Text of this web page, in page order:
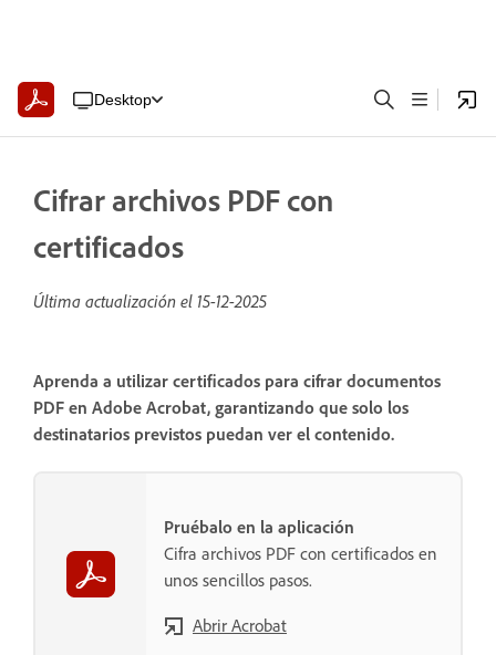
Desktop
Cifrar archivos PDF con
certificados
Última actualización el 15-12-2025
Aprenda a utilizar certificados para cifrar documentos
PDF en Adobe Acrobat, garantizando que solo los
destinatarios previstos puedan ver el contenido.
Pruébalo en la aplicación
Cifra archivos PDF con certificados en
unos sencillos pasos.
Abrir Acrobat